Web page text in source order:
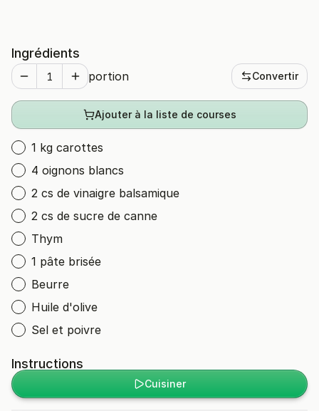
Ingrédients
portion Convertir
Ajouter à la liste de courses
1 kg carottes
4 oignons blancs
2 cs de vinaigre balsamique
2 cs de sucre de canne
Thym
1 pâte brisée
Beurre
Huile d'olive
Sel et poivre
Instructions
Cuisiner